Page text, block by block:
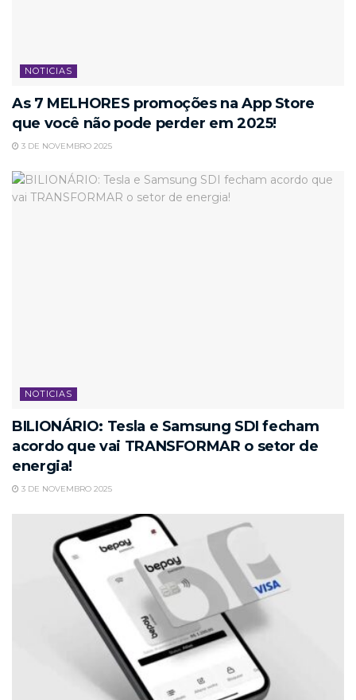
NOTICIAS
As 7 MELHORES promoções na App Store
que você não pode perder em 2025!
3 DE NOVEMBRO 2025
NOTICIAS
BILIONÁRIO: Tesla e Samsung SDI fecham
acordo que vai TRANSFORMAR o setor de
energia!
3 DE NOVEMBRO 2025